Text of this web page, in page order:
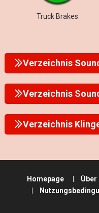
Truck Brakes
Verzeichnis
Verzeichnis
Verzeichnis
Homepage Über